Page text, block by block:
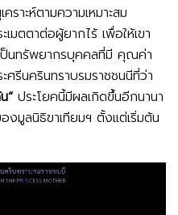
ราะห์ตามความเหมาะสม
มตตาต่อผู้ยากไร้ เพื่อให้เขา
ป็นทรัพยากรบุคคลที่มี คุณค่า
รีนครินทราบรมราชชนนีที่ว่า
”ประโยคนี้มีผลเกิดขึ้นอีกนานา
งมูลนิธิขาเทียมฯ ตั้งแต่เริ่มต้น